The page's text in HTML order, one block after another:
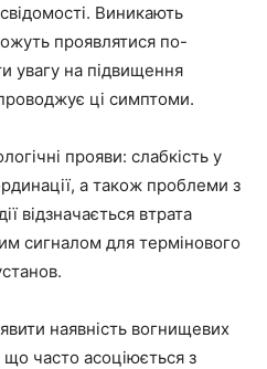
Виникають
проявлятися по-
увагу на підвищення
ці симптоми.
прояви: слабкість у
а також проблеми з
відзначається втрата
сигналом для термінового
наявність вогнищевих
що часто асоціюється з